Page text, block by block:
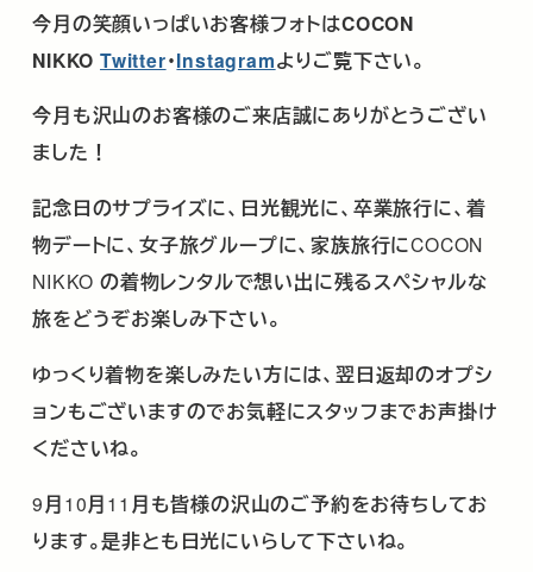
今月の笑顔いっぱいお客様フォトはCOCON
NIKKO Twitter･Instagramよりご覧下さい。
今月も沢山のお客様のご来店誠にありがとうござい
ました！
記念日のサプライズに、日光観光に、卒業旅行に、着
物デートに、女子旅グループに、家族旅行にCOCON
NIKKO の着物レンタルで想い出に残るスペシャルな
旅をどうぞお楽しみ下さい。
ゆっくり着物を楽しみたい方には、翌日返却のオプシ
ョンもございますのでお気軽にスタッフまでお声掛け
くださいね。
9月10月11 月も皆様の沢山のご予約をお待ちしてお
ります。是非とも日光にいらして下さいね。